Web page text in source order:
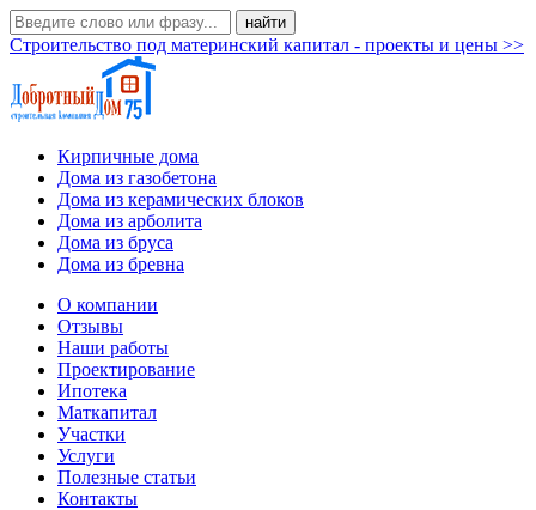
Строительство под материнский капитал - проекты и цены >>
Кирпичные дома
Дома из газобетона
Дома из керамических блоков
Дома из арболита
Дома из бруса
Дома из бревна
О компании
Отзывы
Наши работы
Проектирование
Ипотека
Маткапитал
Участки
Услуги
Полезные статьи
Контакты